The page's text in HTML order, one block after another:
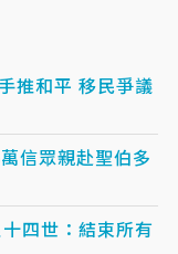
推和平 移民爭議
信眾親赴聖伯多
四世：結束所有